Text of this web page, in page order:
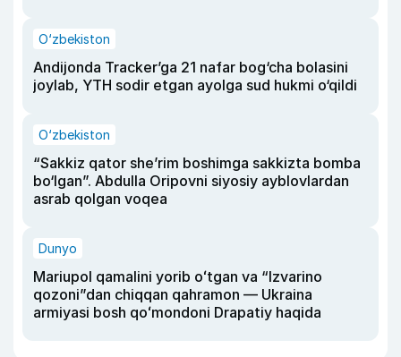
O‘zbekiston
Andijonda Tracker’ga 21 nafar bog‘cha bolasini
joylab, YTH sodir etgan ayolga sud hukmi o‘qildi
O‘zbekiston
“Sakkiz qator she’rim boshimga sakkizta bomba
bo‘lgan”. Abdulla Oripovni siyosiy ayblovlardan
asrab qolgan voqea
Dunyo
Mariupol qamalini yorib oʻtgan va “Izvarino
qozoni”dan chiqqan qahramon — Ukraina
armiyasi bosh qoʻmondoni Drapatiy haqida